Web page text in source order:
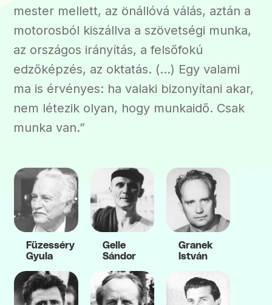
mester mellett, az önállóvá válás, aztán a
motorosból kiszállva a szövetségi munka,
az országos irányítás, a felsőfokú
edzőképzés, az oktatás. (…) Egy valami
ma is érvényes: ha valaki bizonyítani akar,
nem létezik olyan, hogy munkaidő. Csak
munka van.”
Füzesséry
Gyula
Gelle
Sándor
Granek
István